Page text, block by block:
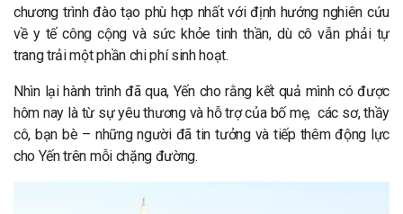
chương trình đào tạo phù hợp nhất với định hướng nghiên cứu
về y tế công cộng và sức khỏe tinh thần, dù cô vẫn phải tự
trang trải một phần chi phí sinh hoạt.
Nhìn lại hành trình đã qua, Yến cho rằng kết quả mình có được
hôm nay là từ sự yêu thương và hỗ trợ của bố mẹ, các sơ, thầy
cô, bạn bè – những người đã tin tưởng và tiếp thêm động lực
cho Yến trên mỗi chặng đường.